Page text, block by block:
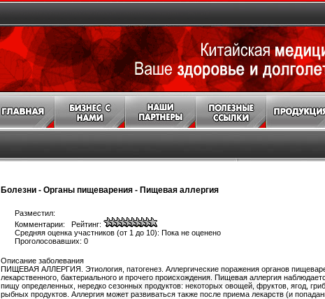
Болезни - Органы пищеварения - Пищевая аллергия
Разместил:
Комментарии: Рейтинг:
Средняя оценка участников (от 1 до 10): Пока не оценено
Проголосовавших: 0
Описание заболевания
ПИЩЕВАЯ АЛЛЕРГИЯ. Этиология, патогенез. Аллергические поражения органов
лекарственного, бактериального и прочего происхождения. Пищевая аллергия
пищу определенных, нередко сезонных продуктов: некоторых овощей, фруктов, ягод,
рыбных продуктов. Аллергия может развиваться также после приема лекарств (и